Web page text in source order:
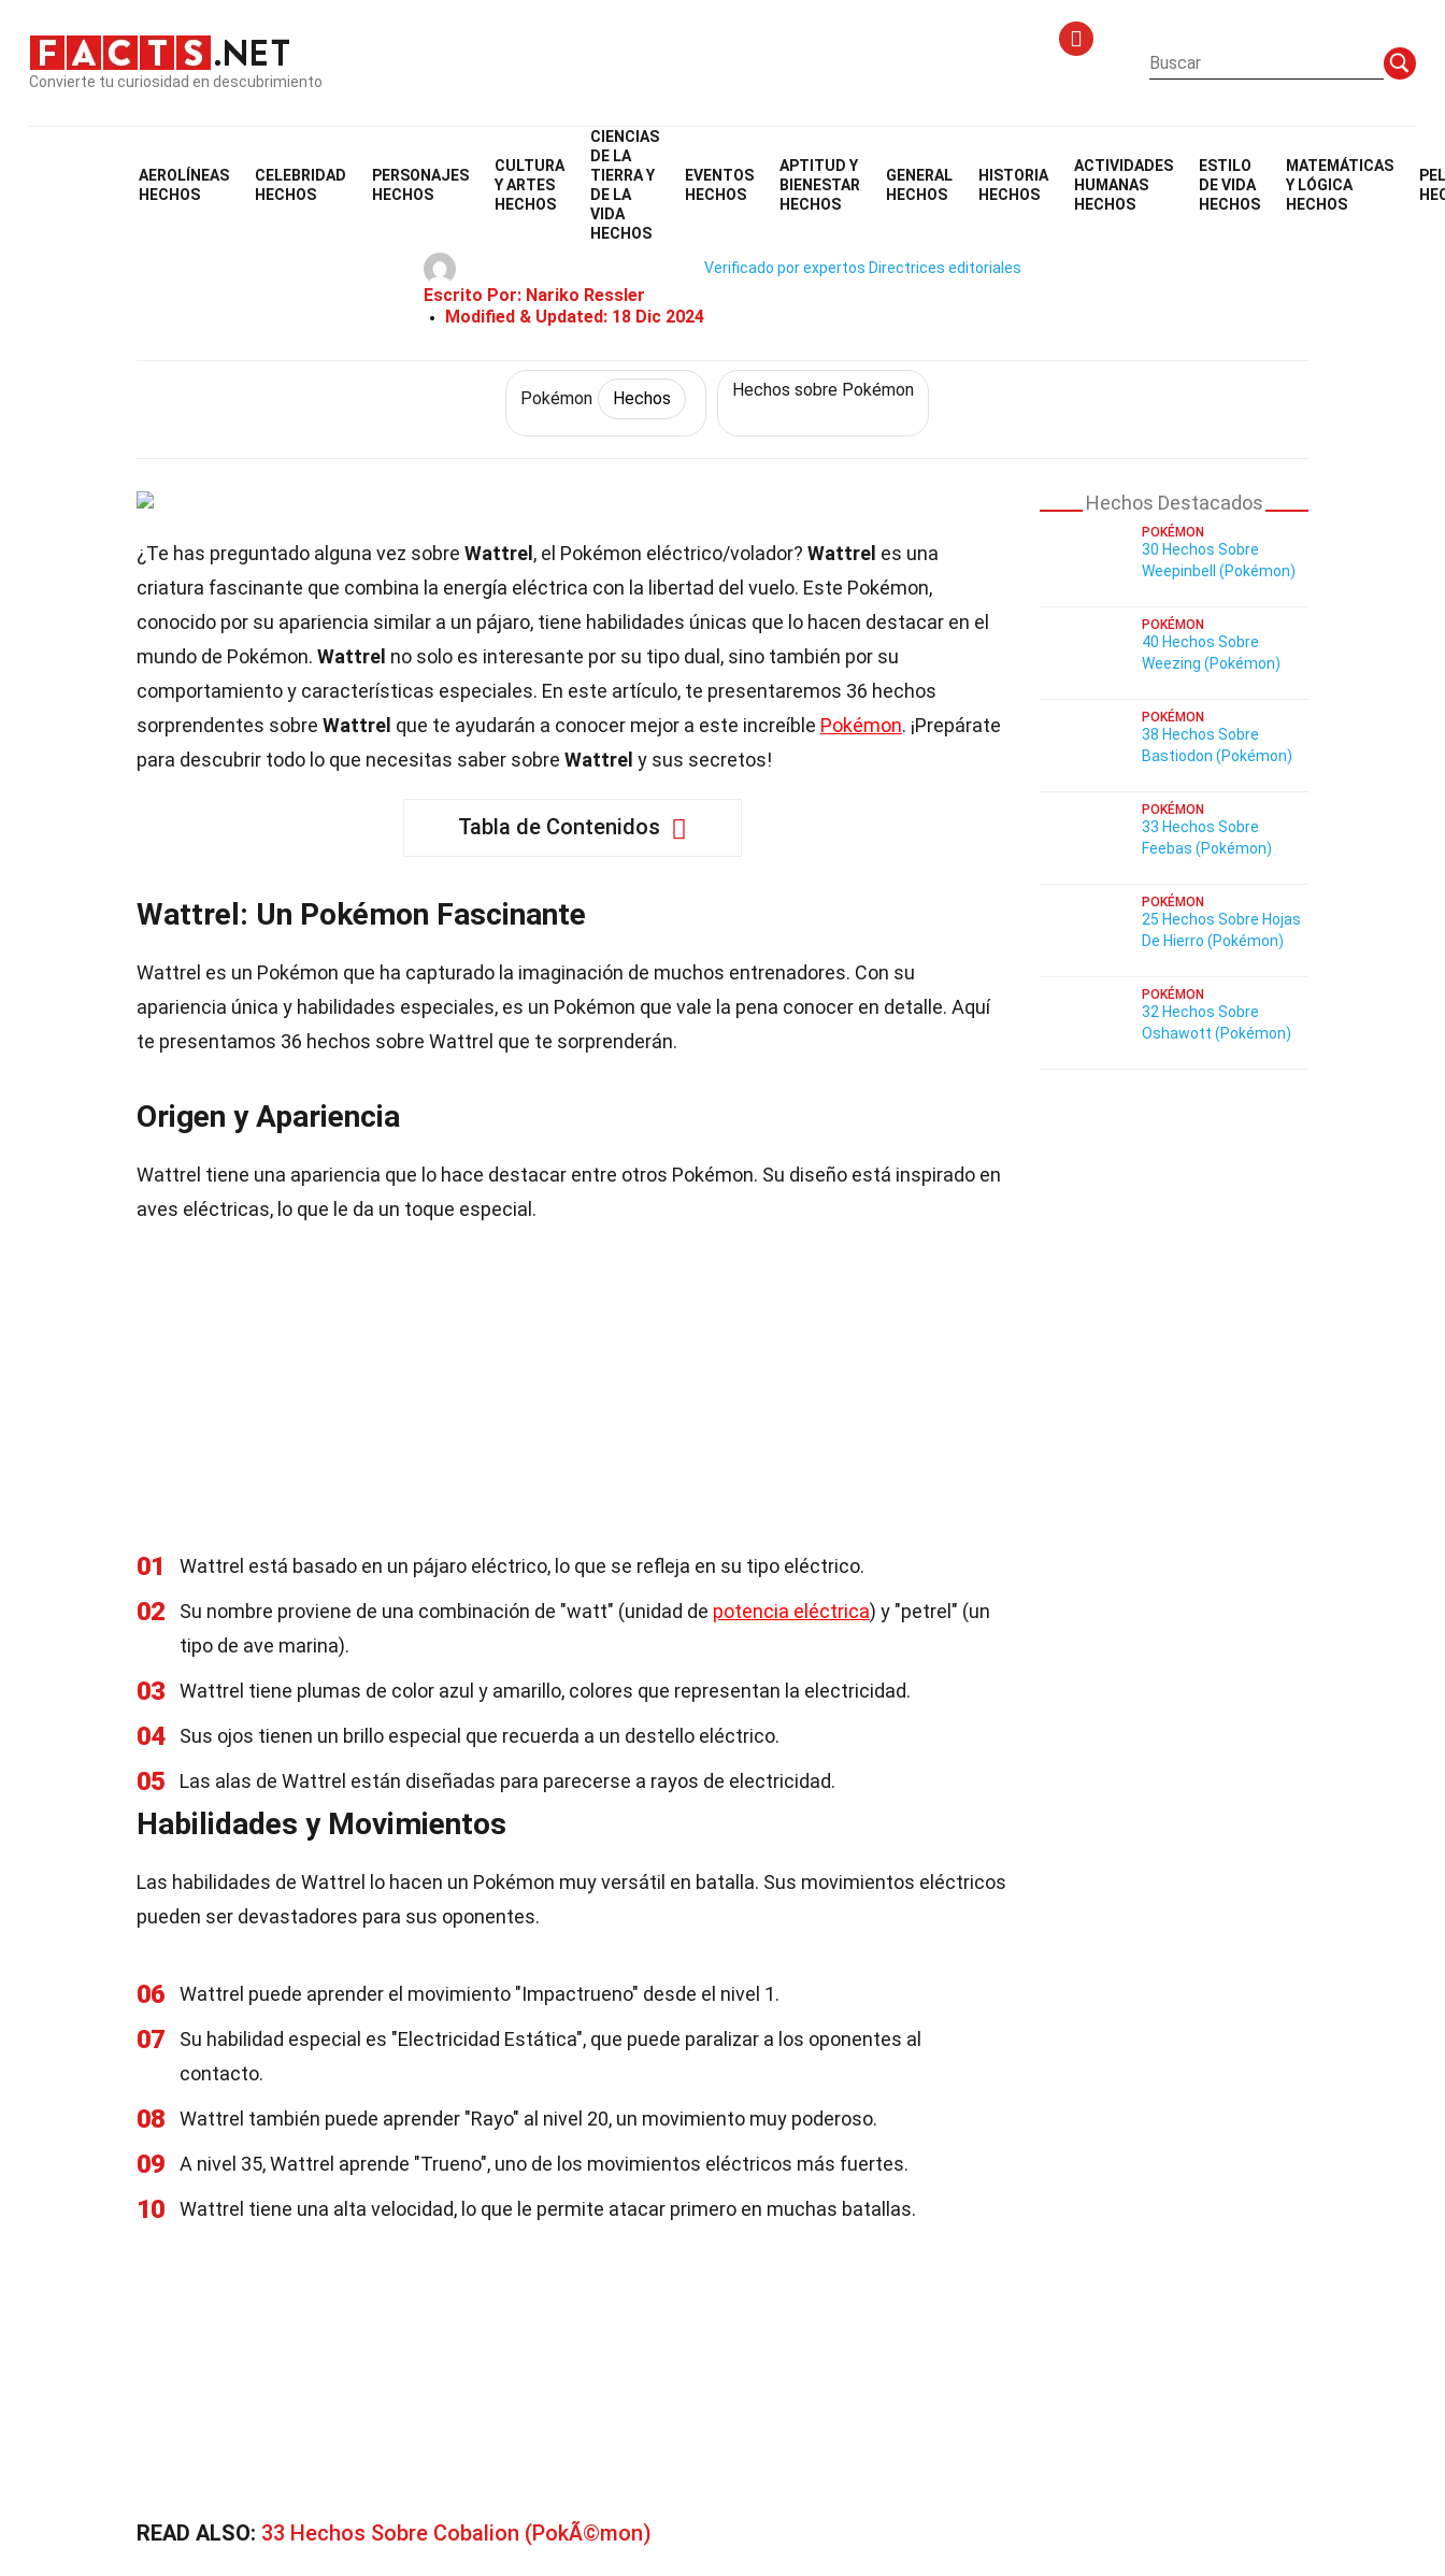
Convierte tu curiosidad en descubrimiento
AEROLÍNEAS
HECHOS
CELEBRIDAD
HECHOS
PERSONAJES
HECHOS
CULTURA
Y ARTES
HECHOS
CIENCIAS
DE LA
TIERRA Y
DE LA
VIDA
HECHOS
EVENTOS
HECHOS
APTITUD Y
BIENESTAR
HECHOS
GENERAL
HECHOS
HISTORIA
HECHOS
ACTIVIDADES
HUMANAS
HECHOS
ESTILO
DE VIDA
HECHOS
MATEMÁTICAS
Y LÓGICA
HECHOS
Personajes
36 Hechos Sobre Wattrel (Pokémon)
Escrito Por: Nariko Ressler
Modified & Updated: 18 Dic 2024
Verificado por expertos Directrices editoriales
Pokémon Hechos Hechos sobre Pokémon
¿Te has preguntado alguna vez sobre Wattrel , el Pokémon eléctrico/volador? Wattrel es una
criatura fascinante que combina la energía eléctrica con la libertad del vuelo. Este Pokémon,
conocido por su apariencia similar a un pájaro, tiene habilidades únicas que lo hacen destacar en el
mundo de Pokémon. Wattrel no solo es interesante por su tipo dual, sino también por su
comportamiento y características especiales. En este artículo, te presentaremos 36 hechos
sorprendentes sobre Wattrel que te ayudarán a conocer mejor a este increíble Pokémon. ¡Prepárate
para descubrir todo lo que necesitas saber sobre Wattrel y sus secretos!
Tabla de Contenidos
Wattrel: Un Pokémon Fascinante
Wattrel es un Pokémon que ha capturado la imaginación de muchos entrenadores. Con su
apariencia única y habilidades especiales, es un Pokémon que vale la pena conocer en detalle. Aquí
te presentamos 36 hechos sobre Wattrel que te sorprenderán.
Origen y Apariencia
Wattrel tiene una apariencia que lo hace destacar entre otros Pokémon. Su diseño está inspirado en
aves eléctricas, lo que le da un toque especial.
01 Wattrel está basado en un pájaro eléctrico, lo que se refleja en su tipo eléctrico.
02 Su nombre proviene de una combinación de "watt" (unidad de potencia eléctrica) y "petrel" (un
tipo de ave marina).
03 Wattrel tiene plumas de color azul y amarillo, colores que representan la electricidad.
04 Sus ojos tienen un brillo especial que recuerda a un destello eléctrico.
05 Las alas de Wattrel están diseñadas para parecerse a rayos de electricidad.
Habilidades y Movimientos
Las habilidades de Wattrel lo hacen un Pokémon muy versátil en batalla. Sus movimientos eléctricos
pueden ser devastadores para sus oponentes.
06 Wattrel puede aprender el movimiento "Impactrueno" desde el nivel 1.
07
Su habilidad especial es "Electricidad Estática", que puede paralizar a los oponentes al
contacto.
08 Wattrel también puede aprender "Rayo" al nivel 20, un movimiento muy poderoso.
09 A nivel 35, Wattrel aprende "Trueno", uno de los movimientos eléctricos más fuertes.
10 Wattrel tiene una alta velocidad, lo que le permite atacar primero en muchas batallas.
READ ALSO: 33 Hechos Sobre Cobalion (PokÃ©mon)
Hechos Destacados
POKÉMON
30 Hechos Sobre
Weepinbell (Pokémon)
POKÉMON
40 Hechos Sobre
Weezing (Pokémon)
POKÉMON
38 Hechos Sobre
Bastiodon (Pokémon)
POKÉMON
33 Hechos Sobre
Feebas (Pokémon)
POKÉMON
25 Hechos Sobre Hojas
De Hierro (Pokémon)
POKÉMON
32 Hechos Sobre
Oshawott (Pokémon)